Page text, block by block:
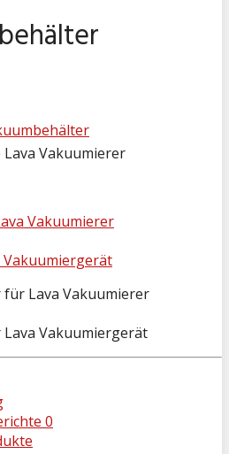
Lava Vakuumierer
0